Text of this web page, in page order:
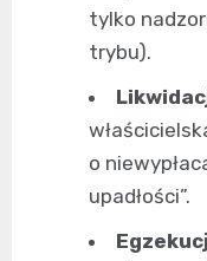
tylko
trybu).
o
upadłości”.